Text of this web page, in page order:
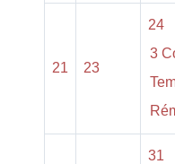
21 23
24
3
31